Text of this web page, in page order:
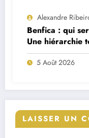
Alexandre
Benfica : qui
Une hiérarchie
deux départs
5 Août 2026
LAISSER UN